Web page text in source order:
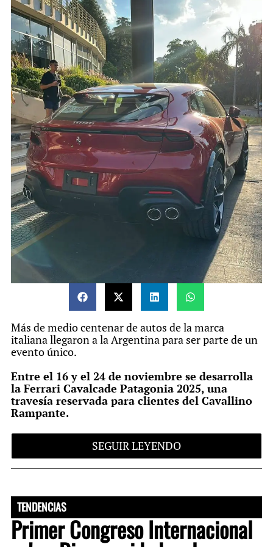
Más de medio centenar de autos de la marca
italiana llegaron a la Argentina para ser parte de un
evento único.
Entre el 16 y el 24 de noviembre se desarrolla
la Ferrari Cavalcade Patagonia 2025, una
travesía reservada para clientes del Cavallino
Rampante.
ARCA publicó un video en el que muestra parte del
operativo de importación temporaria de las
unidades que llegaron en 24 contenedores (47), por
Contó con fuertes medidas de seguridad y con
acceso restringido, detalló el organismo. Habrá una
segunda etapa del mismo en el cruce del Estrecho
de Magallanes.
SEGUIR LEYENDO
TENDENCIAS
Primer Congreso Internacional